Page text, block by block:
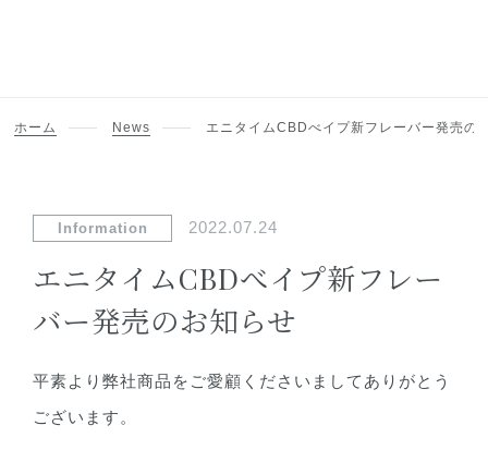
ホーム News エニタイムCBDべイプ新フレーバー発売の
Information 2022.07.24
エニタイムCBDべイプ新フレー
バー発売のお知らせ
平素より弊社商品をご愛顧くださいましてありがとう
ございます。